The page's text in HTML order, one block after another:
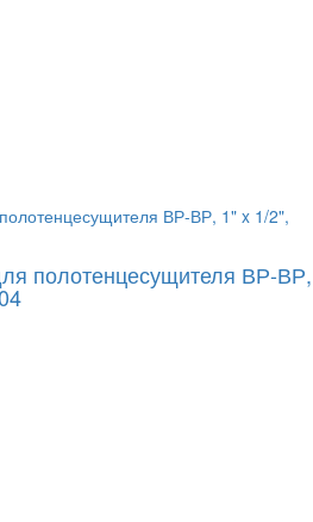
полотенцесущителя ВР-ВР,